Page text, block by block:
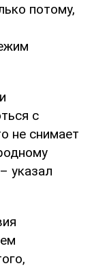
потому,
с
не снимает
указал